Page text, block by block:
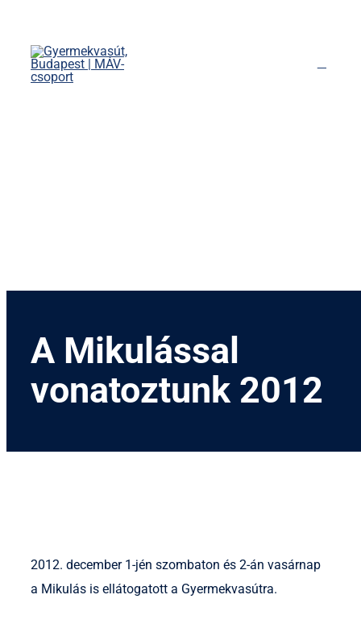
A Mikulással
vonatoztunk 2012
2012. december 1-jén szombaton és 2-án vasárnap
a Mikulás is ellátogatott a Gyermekvasútra.